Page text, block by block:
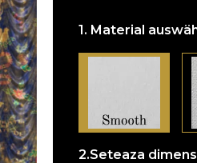
Material
Seteaza